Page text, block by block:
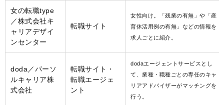
女の転職type
／株式会社キ
ャリアデザイ
ンセンター
転職サイト
女性向け。「残業の有無」や「産
育休活用例の有無」などの情報を
求人ごとに紹介。
doda／パーソ
ルキャリア株
式会社
転職サイト・
転職エージェ
ント
dodaエージェントサービスとし
て、業種・職種ごとの専任のキャ
リアアドバイザーがマッチングを
行う。